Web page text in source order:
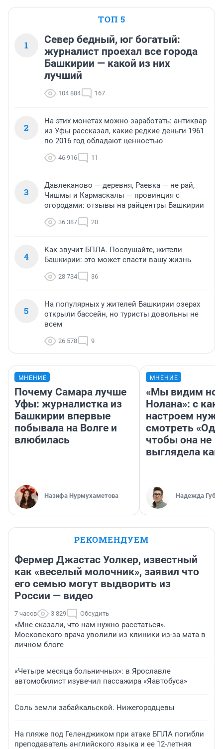
ТОП 5
1
Север бедный, юг богатый:
журналист проехал все города
Башкирии — какой из них
лучший
104 884 167
2
На этих монетах можно заработать: антиквар
из Уфы рассказал, какие редкие деньги 1961
по 2016 год обладают ценностью
46 916 11
3
Давлеканово — деревня, Раевка — не рай,
Чишмы и Кармаскалы — провинция с
огородами: отзывы на райцентры Башкирии
36 387 20
4
Как звучит БПЛА. Послушайте, жители
Башкирии: это может спасти вашу жизнь
28 734 36
5
На популярных у жителей Башкирии озерах
открыли бассейн, но туристы довольны не
всем
26 578 9
МНЕНИЕ
Почему Самара лучше
Уфы: журналистка из
Башкирии впервые
побывала на Волге и
влюбилась
Назифа Нурмухаметова
МНЕНИЕ
«Мы видим
Нолана»: с
настроем
смотреть
чтобы она не
выглядела как
Надежда
РЕКОМЕНДУЕМ
Фермер Джастас Уолкер, известный
как «веселый молочник», заявил что
его семью могут выдворить из
России — видео
7 часов 3 829 Обсудить
«Мне сказали, что нам нужно расстаться».
Московского врача уволили из клиники из-за мата в
личном блоге
«Четыре месяца больничных»: в Ярославле
автомобилист изувечил пассажира «Яавтобуса»
Соль земли забайкальской. Нижегородцевы
На пляже под Геленджиком при атаке БПЛА погибли
преподаватель английского языка и ее 12-летняя